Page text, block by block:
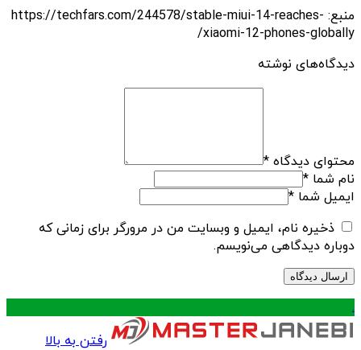
منبع: https://techfars.com/244578/stable-miui-14-reaches-
xiaomi-12-phones-globally/
دیدگاه‌های نوشته
محتوای دیدگاه *
نام شما *
ایمیل شما *
ذخیره نام، ایمیل و وبسایت من در مرورگر برای زمانی که
دوباره دیدگاهی می‌نویسم.
.
رفتن به بالا